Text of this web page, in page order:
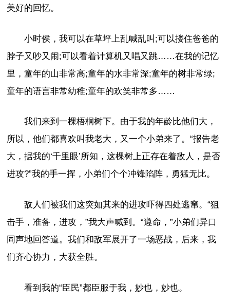
美好的回忆。
小时侯，我可以在草坪上乱喊乱叫;可以搂住爸爸的
脖子又吵又闹;可以看着计算机又唱又跳……在我的记忆
里，童年的山非常高;童年的水非常深;童年的树非常绿;
童年的语言非常幼稚;童年的欢笑非常多……
我们来到一棵梧桐树下。由于我的年龄比他们大，
所以，他们都喜欢叫我老大，又一个小弟来了。“报告老
大，据我的‘千里眼’所知，这棵树上正存在着敌人，是否
进攻?”我的手一挥，小弟们个个冲锋陷阵，勇猛无比。
敌人们被我们这突如其来的进攻吓得四处逃窜。“狙
击手，准备，进攻，”我大声喊到。“遵命，”小弟们异口
同声地回答道。我们和敌军展开了一场恶战，后来，我
们齐心协力，大获全胜。
看到我的“臣民”都臣服于我，妙也，妙也。